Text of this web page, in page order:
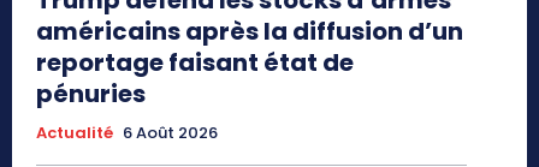
américains après la diffusion d’un
reportage faisant état de
pénuries
Actualité 6 Août 2026